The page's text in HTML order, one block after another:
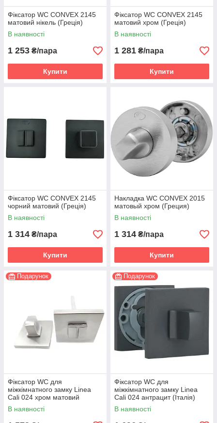
Фіксатор WC CONVEX 2145
матовий нікель (Греція)
В наявності
1 253 ₴/пара
Купити
Фіксатор WC CONVEX 2145
матовий хром (Греція)
В наявності
1 281 ₴/пара
Купити
Фіксатор WC CONVEX 2145
чорний матовий (Греція)
В наявності
1 314 ₴/пара
Купити
Накладка WC CONVEX 2015
матовый хром (Греция)
В наявності
1 314 ₴/пара
Купити
Подарунок
Фіксатор WC для
міжкімнатного замку Linea
Cali 024 хром матовий
(Італія)
В наявності
Подарунок
Фіксатор WC для
міжкімнатного замку Linea
Cali 024 антрацит (Італія)
В наявності